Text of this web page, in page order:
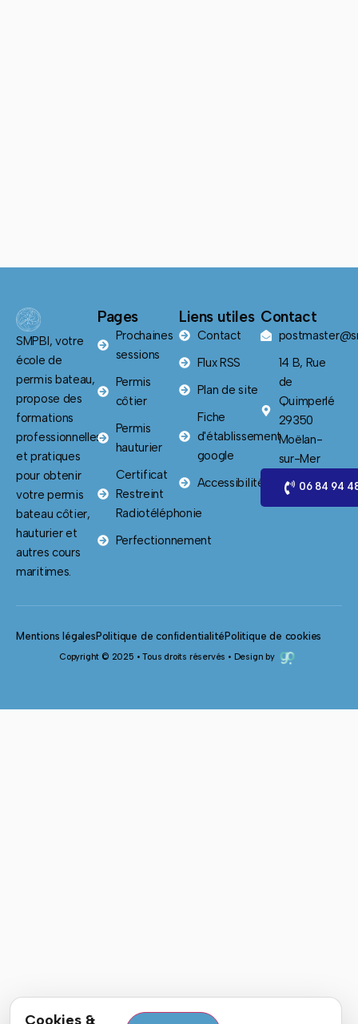
SMPBI, votre
école de
permis bateau,
propose des
formations
professionnelles
et pratiques
pour obtenir
votre permis
bateau côtier,
hauturier et
autres cours
maritimes.
Pages
Prochaines
sessions
Permis
côtier
Permis
hauturier
Certificat
Restreint
Radiotéléphonie
Perfectionnement
Liens utiles
Contact
Flux RSS
Plan de site
Fiche
d'établissement
google
Accessibilité
Contact
14 B, Rue
de
Quimperlé
29350
Moëlan-
sur-Mer
06 84 94
Copyright © 2025 • Tous droits réservés • Design by
Mentions légales Politique de confidentialité Politique de cookies
Cookies &